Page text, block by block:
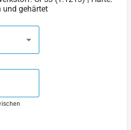
und gehärtet